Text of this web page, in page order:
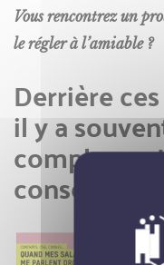
Vous rencontrez un
le régler à l’amiable ?
Derrière
il y a
complexes.
conseillent.